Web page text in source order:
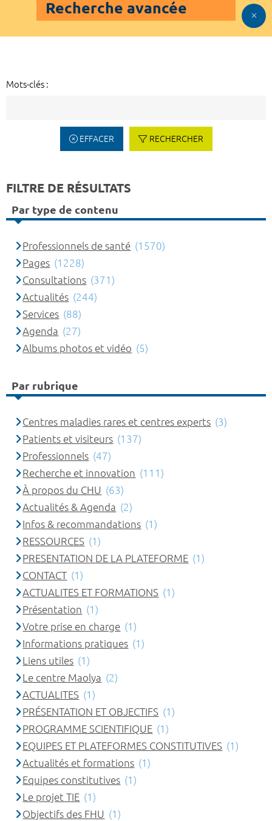
Recherche avancée
Mots-clés :
EFFACER RECHERCHER
FILTRE DE RÉSULTATS
Par type de contenu
Professionnels de santé (1570)
Pages (1228)
Consultations (371)
Actualités (244)
Services (88)
Agenda (27)
Albums photos et vidéo (5)
Par rubrique
Centres maladies rares et centres experts (3)
Patients et visiteurs (137)
Professionnels (47)
Recherche et innovation (111)
À propos du CHU (63)
Actualités & Agenda (2)
Infos & recommandations (1)
RESSOURCES (1)
PRESENTATION DE LA PLATEFORME (1)
CONTACT (1)
ACTUALITES ET FORMATIONS (1)
Présentation (1)
Votre prise en charge (1)
Informations pratiques (1)
Liens utiles (1)
Le centre Maolya (2)
ACTUALITES (1)
PRÉSENTATION ET OBJECTIFS (1)
PROGRAMME SCIENTIFIQUE (1)
EQUIPES ET PLATEFORMES CONSTITUTIVES (1)
Actualités et formations (1)
Equipes constitutives (1)
Le projet TIE (1)
Objectifs des FHU (1)